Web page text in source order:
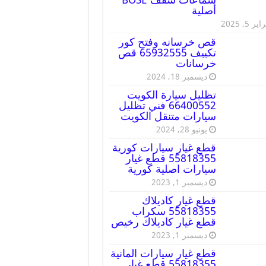
أصلية
5, 2025
قص خرسانه وفتح كور
تكييف 65932555 قص
خرسانات
ديسمبر 18, 2024
تظليل سيارة الكويت
66400552 فني تظليل
سيارات متنقل الكويت
يونيو 28, 2024
قطع غيار سيارات كورية
55818355 قطع غيار
سيارات اصلية كورية
ديسمبر 1, 2023
قطع غيار كاديلاك
55818355 سكراب
قطع غيار كاديلاك رخيص
ديسمبر 1, 2023
قطع غيار سيارات المانية